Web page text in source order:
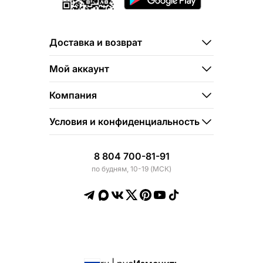
Доставка и возврат
Мой аккаунт
Компания
Условия и конфиденциальность
8 804 700-81-91
по будням, 10-19 (МСК)